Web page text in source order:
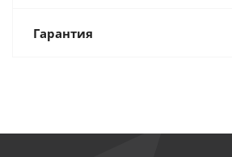
Гарантия